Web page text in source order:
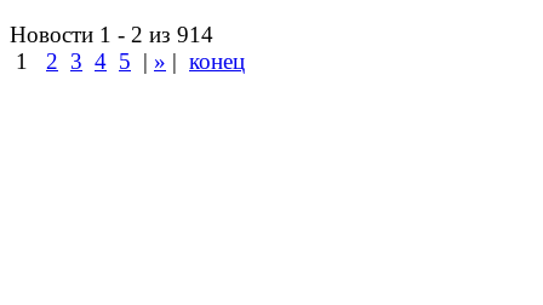
Новости 1 - 2 из 914
1
2 3 4 5 | » | конец